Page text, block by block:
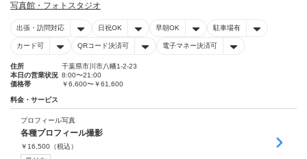
写真館・フォトスタジオ
出張・訪問対応 日祝OK 早朝OK 駐車場有
カード可 QRコード決済可 電子マネー決済可
住所
千葉県市川市八幡1-2-23
本日の営業状況 8:00〜21:00
価格帯
￥6,600〜￥61,600
料金・サービス
プロフィール写真
各種プロフィール撮影
￥ 16,500 （税込）